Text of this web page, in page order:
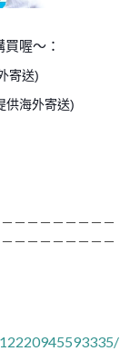
喔～：
寄送)
供海外寄送)
－－－－－－－－
－－－－－－－－